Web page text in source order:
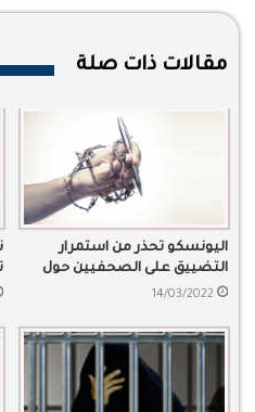
مقالات ذات صلة
اليونسكو تحذر من استمرار
التضييق على الصحفيين حول
العالم
14/03/2022